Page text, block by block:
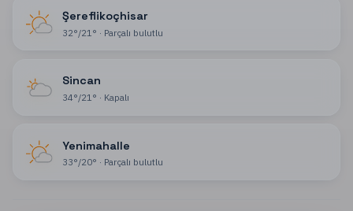
Şereflikoçhisar
32°/21 ° · Parçalı bulutlu
Sincan
34°/21° · Kapalı
Yenimahalle
33°/20° · Parçalı bulutlu